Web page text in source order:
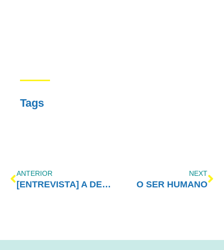
Tags
ANTERIOR
[ENTREVISTA] A DEPENDÊNCIA QUÍMICA DE DOIS ÂNGULOS: O FAMILIAR E O DO DEPENDENTE QUÍMICO
NEXT
O SER HUMANO